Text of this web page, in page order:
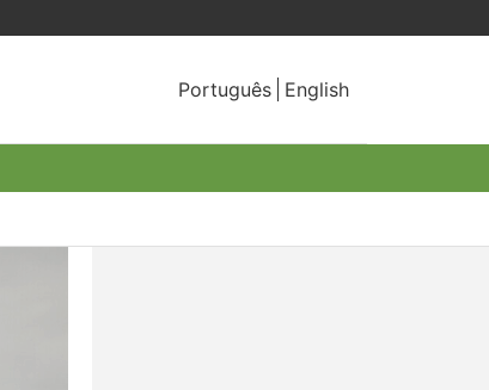
Português English